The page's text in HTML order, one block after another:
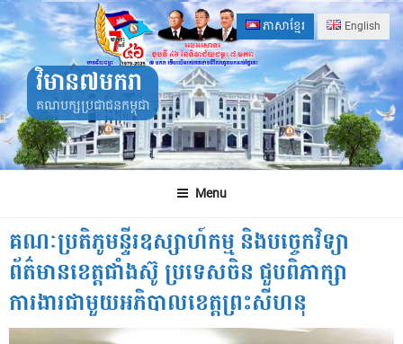
Skip
to
content
ភាសាខ្មែរ English
វិមាន៧មករា
គណបក្សប្រជាជនកម្ពុជា
Menu
គណៈប្រតិភូមន្ទីរឧស្សាហ៍កម្ម និងបច្ចេកវិទ្យា
ព័ត៌មានខេត្តជាំងស៊ូ ប្រទេសចិន ជួបពិភាក្សា
ការងារជាមួយអភិបាលខេត្តព្រះសីហនុ